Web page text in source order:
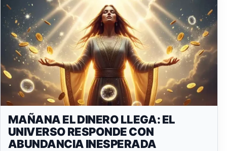
MAÑANA EL DINERO LLEGA: EL
UNIVERSO RESPONDE CON
ABUNDANCIA INESPERADA